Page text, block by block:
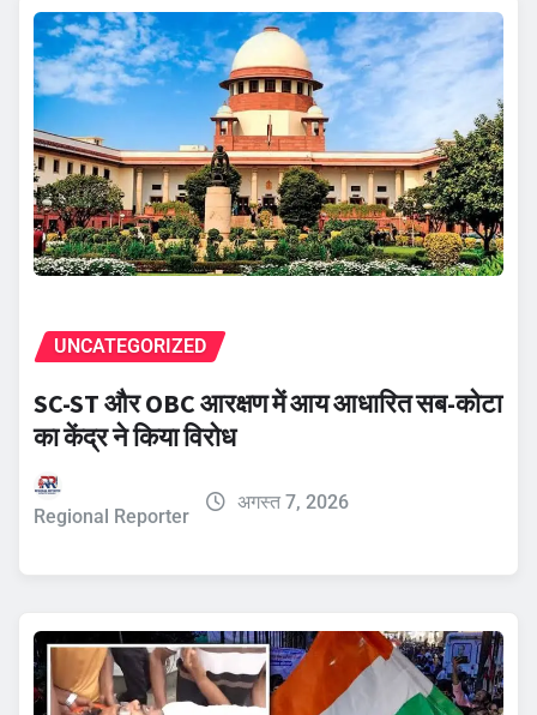
UNCATEGORIZED
SC-ST और OBC आरक्षण में आय आधारित सब-कोटा
का केंद्र ने किया विरोध
Regional Reporter
अगस्त 7, 2026